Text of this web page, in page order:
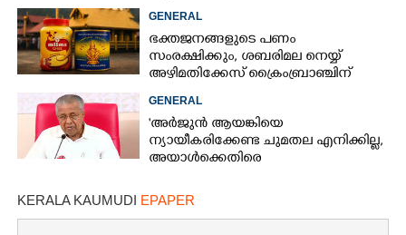
GENERAL
ഭക്തജനങ്ങളുടെ പണം
സംരക്ഷിക്കും, ശബരിമല നെയ്യ്
അഴിമതിക്കേസ് ക്രൈംബ്രാഞ്ചിന്
GENERAL
'അർജുൻ ആയങ്കിയെ
ന്യായീകരിക്കേണ്ട ചുമതല എനിക്കില്ല,
അയാൾക്കെതിരെ
KERALA KAUMUDI EPAPER